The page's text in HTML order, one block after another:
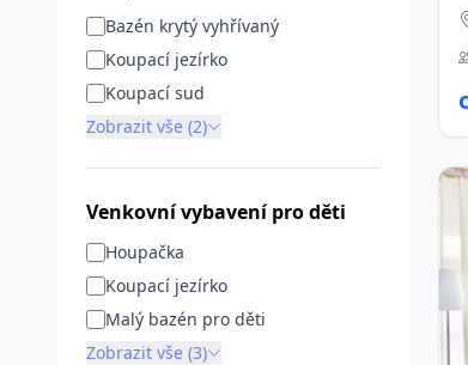
Bazén krytý vyhřívaný
Koupací jezírko
Koupací sud
Zobrazit vše (2)
Venkovní vybavení pro děti
Houpačka
Koupací jezírko
Malý bazén pro děti
Zobrazit vše (3)